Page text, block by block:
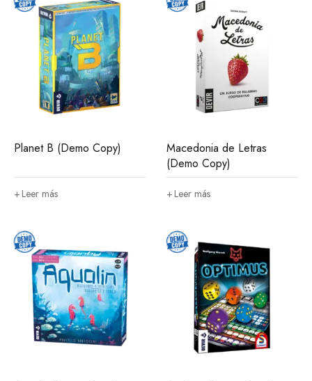
Planet B (Demo Copy)
Leer más
Macedonia de Letras
(Demo Copy)
Leer más